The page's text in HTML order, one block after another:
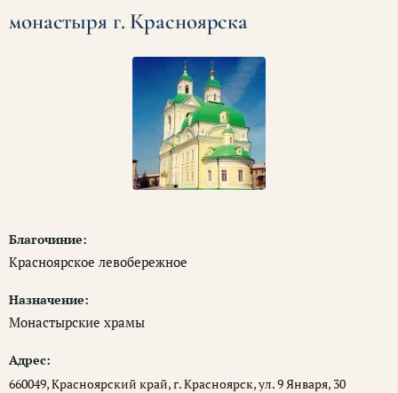
монастыря г. Красноярска
Благочиние:
Красноярское левобережное
Назначение:
Монастырские храмы
Адрес:
660049, Красноярский край, г. Красноярск, ул. 9 Января, 30